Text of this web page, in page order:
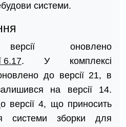
системи.
оновлено
6.17. У комплексі
до версії 21, в
на версії 14.
версії 4, що приносить
системи зборки для